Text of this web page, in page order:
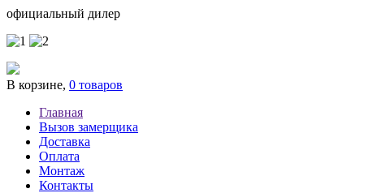
официальный дилер
В корзине, 0 товаров
Главная
Вызов замерщика
Доставка
Оплата
Монтаж
Контакты